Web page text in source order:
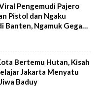
Pengemudi Pajero
Pistol dan Ngaku
Banten, Ngamuk Gegara
Bertemu Hutan, Kisah
Jakarta Menyatu
Baduy